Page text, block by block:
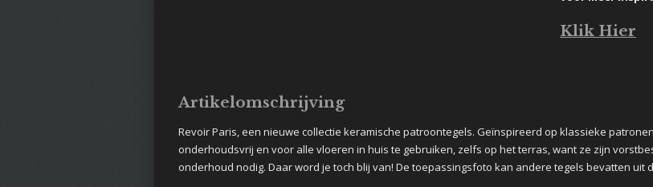
Klik Hier
Artikelomschrijving
Revoir Paris, een nieuwe collectie keramische patroontegels. Geïnspireerd op klassieke
onderhoudsvrij en voor alle vloeren in huis te gebruiken, zelfs op het terras, want ze zijn
onderhoud nodig. Daar word je toch blij van! De toepassingsfoto kan andere tegels bevatten uit